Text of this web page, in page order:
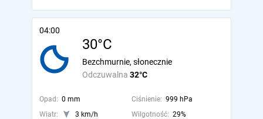
04:00
30°C
Odczuwalna 32°C
Bezchmurnie, słonecznie
Opad: 0 mm Ciśnienie: 999 hPa
Wiatr:
3 km/h Wilgotność: 29%